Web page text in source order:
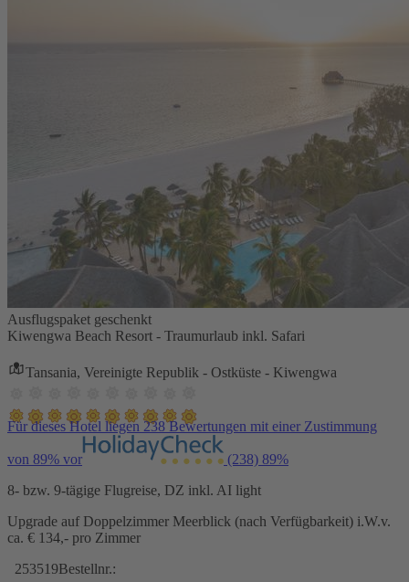
Ausflugspaket geschenkt
Kiwengwa Beach Resort - Traumurlaub inkl. Safari
Tansania, Vereinigte Republik - Ostküste - Kiwengwa
Für dieses Hotel liegen 238 Bewertungen mit einer Zustimmung
von 89% vor (238) 89%
8- bzw. 9-tägige Flugreise, DZ inkl. AI light
Upgrade auf Doppelzimmer Meerblick (nach Verfügbarkeit) i.W.v.
ca. € 134,- pro Zimmer
253519Bestellnr.: